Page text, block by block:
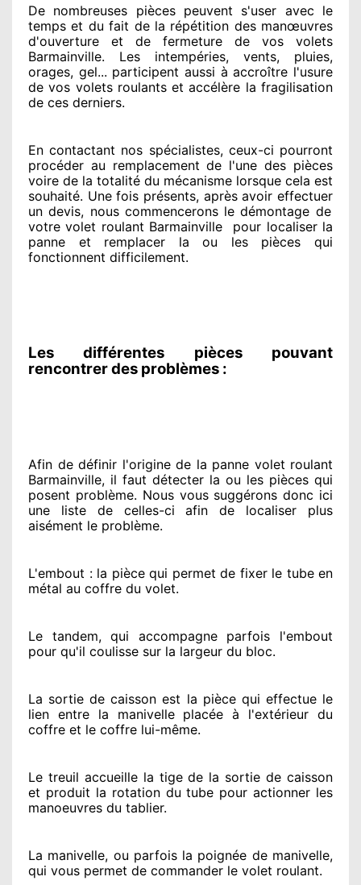
De nombreuses pièces peuvent s'user avec le
temps et du fait de la répétition des manœuvres
d'ouverture et de fermeture de vos volets
Barmainville. Les intempéries, vents, pluies,
orages, gel... participent aussi à accroître l'usure
de vos volets roulants et accélère la fragilisation
de ces derniers.
En contactant nos spécialistes, ceux-ci pourront
procéder au remplacement de l'une des pièces
voire de la totalité du mécanisme lorsque cela est
souhaité. Une fois présents, après avoir effectuer
un devis, nous commencerons le démontage de
votre volet roulant Barmainville
pour localiser la
panne et remplacer la ou les pièces qui
fonctionnent difficilement.
Les différentes pièces pouvant
rencontrer des problèmes :
Afin de définir l'originede la panne volet roulant
Barmainville, il faut détecter la ou les pièces qui
posent problème. Nous vous suggérons donc ici
une liste de celles-ci afin de localiser plus
aisément le problème.
L'embout : la pièce qui permet de fixer le tube en
métal au coffre du volet.
Le tandem, qui accompagne parfois l'embout
pour qu'il coulisse sur la largeur du bloc.
La sortie de caisson est la pièce qui effectuele
lien entre la manivelle placée à l'extérieur du
coffre et le coffre lui-même.
Le treuil accueille la tige de la sortie de caisson
et produit la rotation du tube pour actionner les
manoeuvres du tablier.
La manivelle, ou parfois la poignée de manivelle,
qui vous permet de commander le volet roulant.